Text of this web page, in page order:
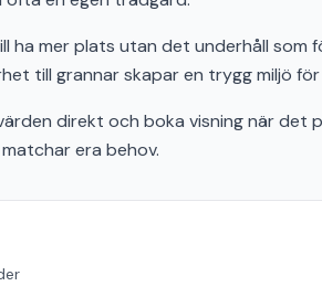
ha mer plats utan det underhåll som
till grannar skapar en trygg miljö för
direkt och boka visning när det
era behov.